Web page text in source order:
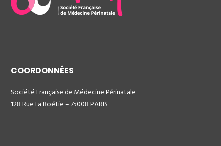
COORDONNÉES
Société Française de Médecine Périnatale
128 Rue La Boétie – 75008 PARIS